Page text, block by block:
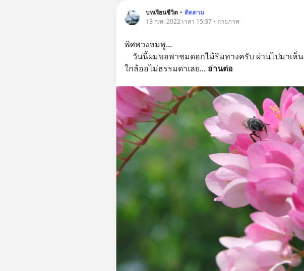
บทเรียนชีวิต • ติดตาม
13 ก.พ. 2022 เวลา 15:37 • ถ่ายภาพ
พิศพวงชมพู...
ใกล้ออไม่ธรรมดาเลย... อ่านต่อ